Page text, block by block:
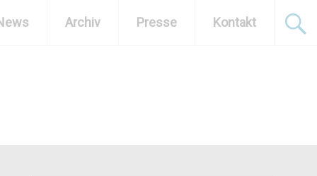
Archiv Presse Kontakt